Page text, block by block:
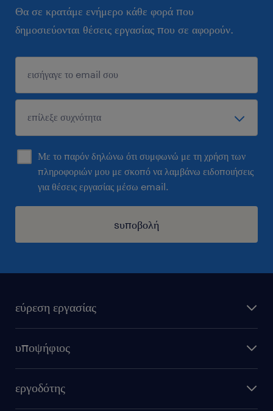
Θα σε κρατάμε ενήμερο κάθε φορά που
δημοσιεύονται θέσεις εργασίας που σε αφορούν.
Με το παρόν δηλώνω ότι συμφωνώ με τη χρήση των
πληροφοριών μου με σκοπό να λαμβάνω ειδοποιήσεις
για θέσεις εργασίας μέσω email.
sυποβολή
εύρεση εργασίας
εξ αποστάσεως εργασία
υποψήφιος
συμβουλές καριέρας
εργοδότης